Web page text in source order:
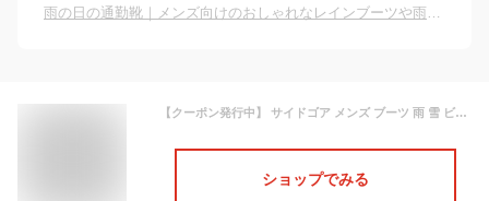
雨の日の通勤靴｜メンズ向けのおしゃれなレインブーツや雨用ビジネスシューズのおすすめは？
【クーポン発行中】 サイドゴア メンズ ブーツ 雨 雪 ビジネスブーツ 防水 レイン ブーツ レースアップ ショート丈 履きやすい 歩きやすい 防滑 滑りにくい グリップソール メンズ 紳士靴 紐靴 長靴 ビジネスシューズ カップインソール 北海道
ショップでみる